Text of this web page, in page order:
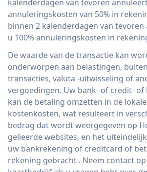
kalenderdagen van tevoren
annuleringskosten van 50% in
binnen 2 kalenderdagen van
u 100% annuleringskosten in
De waarde van de transactie kan
onderworpen aan belastingen,
transacties, valuta -uitwisseling of
vergoedingen. Uw bank- of credit-
kan de betaling omzetten in de
kostenkosten, wat resulteert in
bedrag dat wordt weergegeven op
gelieerde websites, en het
uw bankrekening of creditcard of
rekening gebracht . Neem contact